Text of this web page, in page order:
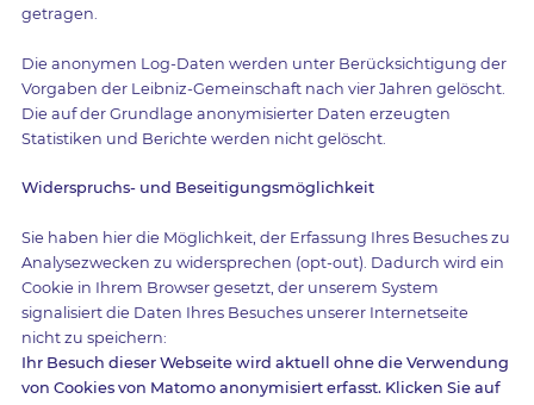
getragen.
Die anonymen Log-Daten werden unter Berücksichtigung der
Vorgaben der Leibniz-Gemeinschaft nach vier Jahren gelöscht.
Die auf der Grundlage anonymisierter Daten erzeugten
Statistiken und Berichte werden nicht gelöscht.
Widerspruchs- und Beseitigungsmöglichkeit
Sie haben hier die Möglichkeit, der Erfassung Ihres Besuches zu
Analysezwecken zu widersprechen (opt-out). Dadurch wird ein
Cookie in Ihrem Browser gesetzt, der unserem System
signalisiert die Daten Ihres Besuches unserer Internetseite
nicht zu speichern:
Ihr Besuch dieser Webseite wird aktuell ohne die Verwendung
von Cookies von Matomo anonymisiert erfasst. Klicken Sie auf